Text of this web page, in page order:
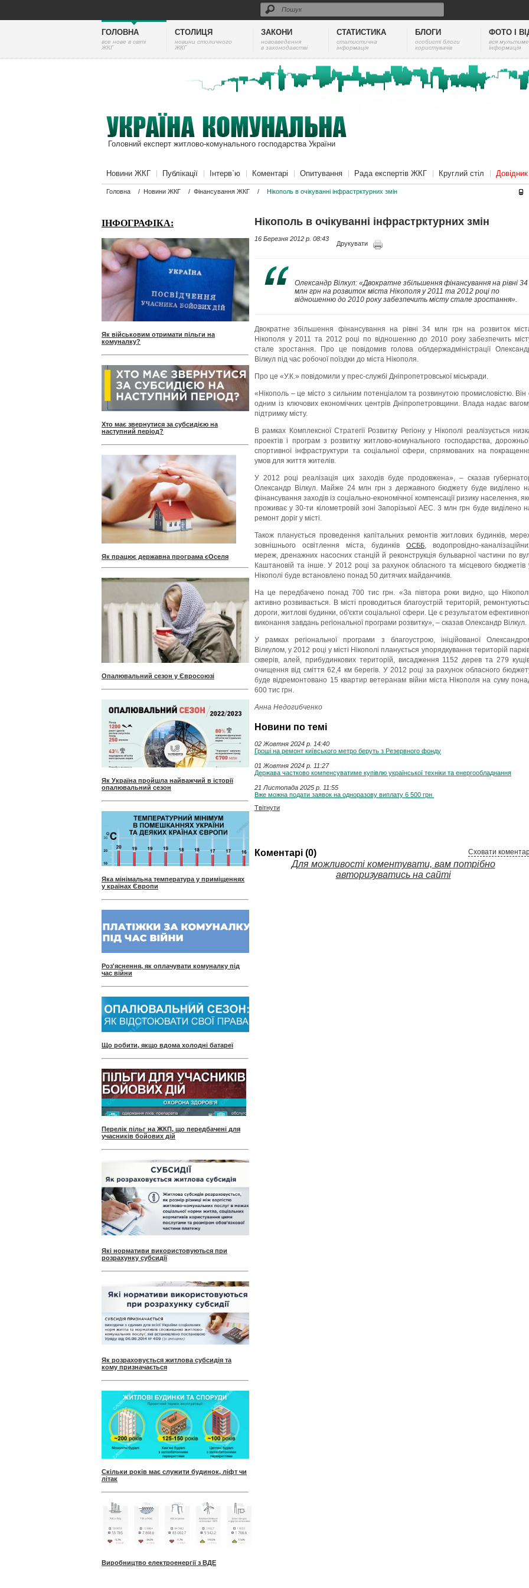
ГОЛОВНА
все нове в світі
ЖКГ
СТОЛИЦЯ
новини столичного
ЖКГ
ЗАКОНИ
нововведення
в законодавстві
СТАТИСТИКА
cтатистична
інформація
БЛОГИ
особисті блоги
користувачів
ФОТО І
вся
інформація
Головний експерт житлово-комунального господарства України
Новини ЖКГ Публікації Інтерв`ю Коментарі Опитування Рада експертів ЖКГ Круглий стіл
Головна / Новини ЖКГ / Фінансування ЖКГ / Нікополь в очікуванні інфрастрктурних змін
ІНФОГРАФІКА:
Як військовим отримати пільги на
комуналку?
Хто має звернутися за субсидією на
наступний період?
Як працює державна програма єОселя
Опалювальний сезон у Євросоюзі
Як Україна пройшла найважчий в історії
опалювальний сезон
Яка мінімальна температура у приміщеннях
у країнах Європи
Роз'яснення, як оплачувати комуналку під
час війни
Що робити, якщо вдома холодні батареї
Перелік пільг на ЖКП, що передбачені для
учасників бойових дій
Які нормативи використовуються при
розрахунку субсидії
Як розраховується житлова субсидія та
кому призначається
Скільки років має служити будинок, ліфт чи
літак
Виробництво електроенергії з ВДЕ
Нікополь в очікуванні інфрастрктурних змін
16 Березня 2012 p. 08:43
Друкувати
Олександр Вілкул: «Двократне збільшення фінансування на рівні 34
млн грн на розвиток міста Нікополя у 2011 та 2012 році по
відношенню до 2010 року забезпечить місту стале зростання».
Двократне збільшення фінансування на рівні 34 млн грн на розвиток
Нікополя у 2011 та 2012 році по відношенню до 2010 року забезпечить
стале зростання. Про це повідомив голова облдержадміністрації
Вілкул під час робочої поїздки до міста Нікополя.
Про це «У.К.» повідомили у прес-службі Дніпропетровської міськради.
«Нікополь – це місто з сильним потенціалом та розвинутою промисловістю. Він
одним із ключових економічних центрів Дніпропетровщини. Влада надає
підтримку місту.
В рамках Комплексної Стратегії Розвитку Регіону у Нікополі реалізується
проектів і програм з розвитку житлово-комунального господарства,
спортивної інфраструктури та соціальної сфери, спрямованих на
умов для життя жителів.
У 2012 році реалізація цих заходів буде продовжена», – сказав
Олександр Вілкул. Майже 24 млн грн з державного бюджету буде виділено
фінансування заходів із соціально-економічної компенсації ризику населення,
проживає у 30-ти кілометровій зоні Запорізької АЕС. 3 млн грн буде виділено
ремонт доріг у місті.
Також планується проведення капітальних ремонтів житлових будинків,
зовнішнього освітлення міста, будинківОСББ, водопровідно-
мереж, дренажних насосних станцій й реконструкція бульварної частини по
Каштановій та інше. У 2012 році за рахунок обласного та місцевого бюджетів
Нікополі буде встановлено понад 50 дитячих майданчиків.
На це передбачено понад 700 тис грн. «За півтора роки видно, що
активно розвивається. В місті проводиться благоустрій територій,
дороги, житлові будинки, об'єкти соціальної сфери. Це є результатом
виконання завдань регіональної програми розвитку», – сказав Олександр Вілкул.
У рамках регіональної програми з благоустрою, ініційованої
Вілкулом, у 2012 році у місті Нікополі планується упорядкування територій
скверів, алей, прибудинкових територій, висадження 1152 дерев та 279
очищення від сміття 62,4 км берегів. У 2012 році за рахунок обласного
буде відремонтовано 15 квартир ветеранам війни міста Нікополя на суму
600 тис грн.
Анна Недогибченко
Новини по темі
02 Жовтня 2024 p. 14:40
Гроші на ремонт київського метро беруть з Резервного фонду
01 Жовтня 2024 p. 11:27
Держава частково компенсуватиме купівлю української техніки та енергообладнання
21 Листопада 2025 p. 11:55
Вже можна подати заявок на одноразову виплату 6 500 грн
Твітнути
Коментарі (0) Сховати
Для можливості коментувати, вам потрібно
авторизуватись на сайті